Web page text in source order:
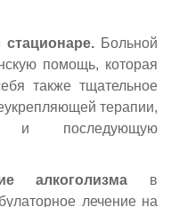
Больной
помощь, которая
также тщательное
терапии,
и последующую
алкоголизма в
лечение на